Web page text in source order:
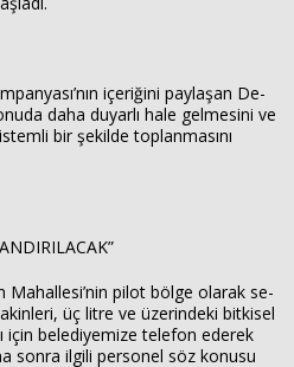
içe­ri­ği­ni pay­la­şan De­
daha du­yar­lı hale gel­me­si­ni ve
bir şe­kil­de top­lan­ma­sı­nı
Ma­hal­le­si’nin pilot bölge ola­rak se­
üç litre ve üze­rin­de­ki bit­ki­sel
için be­le­di­ye­mi­ze te­le­fon ede­rek
sonra il­gi­li per­so­nel söz ko­nu­su